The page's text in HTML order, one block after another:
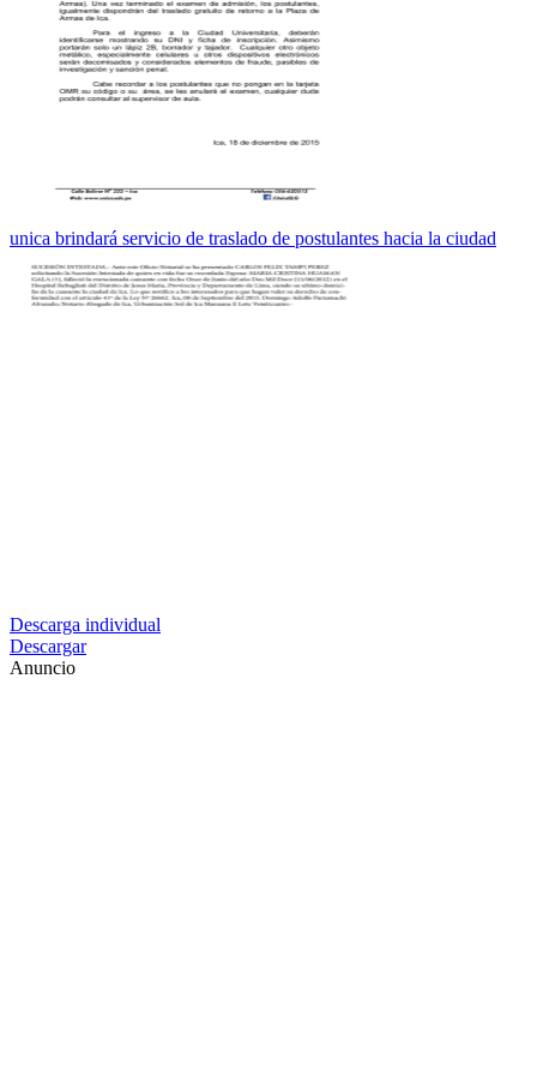
unica brindará servicio de traslado de postulantes hacia la ciudad
Descarga individual
Descargar
Anuncio